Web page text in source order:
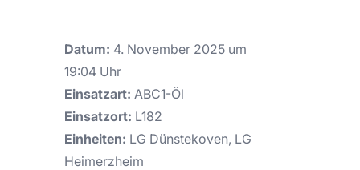
Datum: 4. November 2025 um
19:04 Uhr
Einsatzart: ABC1-Öl
Einsatzort: L182
Einheiten: LG Dünstekoven, LG
Heimerzheim